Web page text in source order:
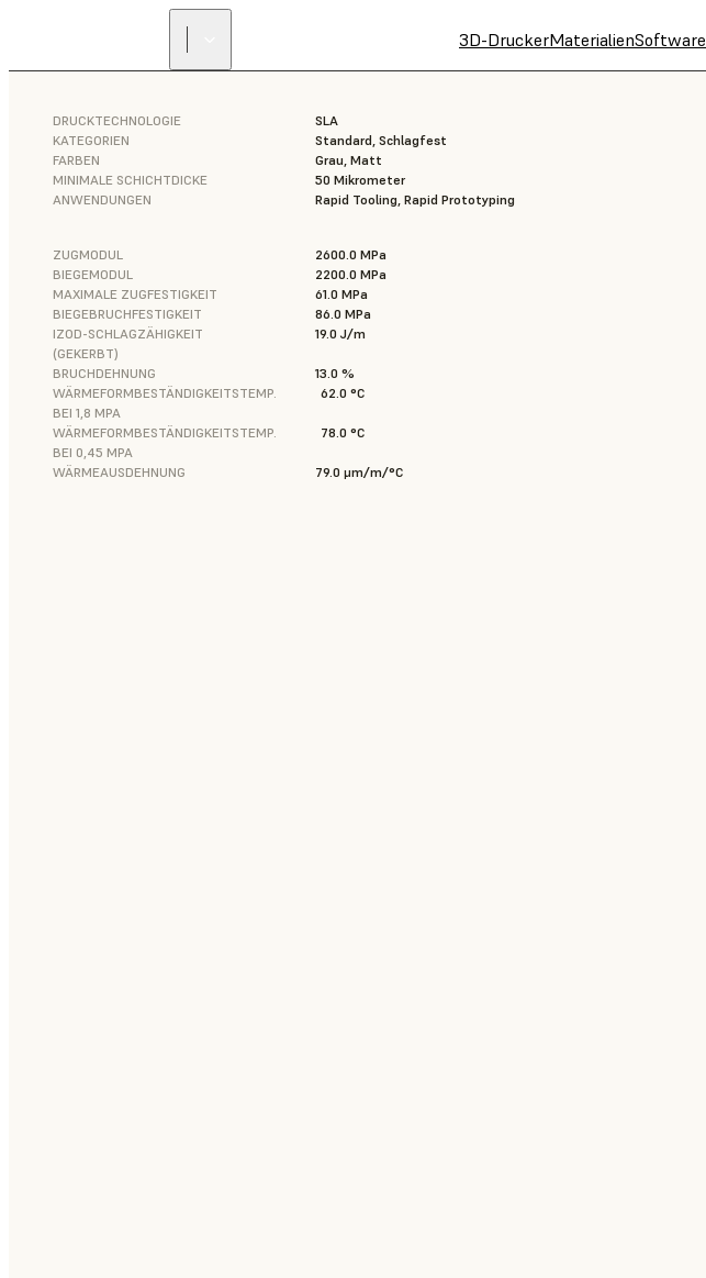
3D-DruckerMaterialienSoftware
DRUCKTECHNOLOGIE
SLA
KATEGORIEN
Standard, Schlagfest
FARBEN
Grau, Matt
MINIMALE SCHICHTDICKE
50 Mikrometer
ANWENDUNGEN
Rapid Tooling, Rapid Prototyping
ZUGMODUL
2600.0 MPa
BIEGEMODUL
2200.0 MPa
MAXIMALE ZUGFESTIGKEIT
61.0 MPa
BIEGEBRUCHFESTIGKEIT
86.0 MPa
IZOD-SCHLAGZÄHIGKEIT
(GEKERBT)
19.0 J/m
BRUCHDEHNUNG
13.0 %
WÄRMEFORMBESTÄNDIGKEITSTEMP.
BEI 1,8 MPA
62.0 °C
WÄRMEFORMBESTÄNDIGKEITSTEMP.
BEI 0,45 MPA
78.0 °C
WÄRMEAUSDEHNUNG 79.0 μm/m/°C